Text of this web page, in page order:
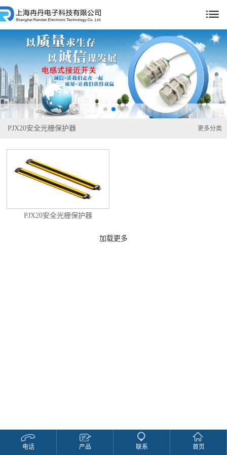

更多分类
PJX20安全光栅保护器
PJX20安全光栅保护器
加载更多
电话 产品 联系 首页